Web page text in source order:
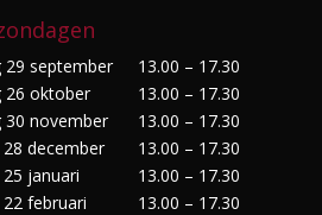
29 september
13.00 – 17.30
26 oktober
13.00 – 17.30
30 november
13.00 – 17.30
december
13.00 – 17.30
januari
13.00 – 17.30
februari
13.00 – 17.30